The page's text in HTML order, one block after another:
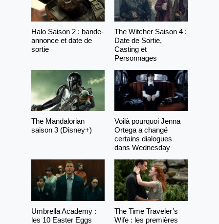
Halo Saison 2 : bande-
annonce et date de
sortie
The Witcher Saison 4 :
Date de Sortie,
Casting et
Personnages
The Mandalorian
saison 3 (Disney+)
Voilà pourquoi Jenna
Ortega a changé
certains dialogues
dans Wednesday
Umbrella Academy :
les 10 Easter Eggs
The Time Traveler’s
Wife : les premières